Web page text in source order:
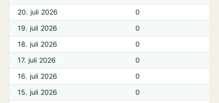
20. juli 2026
0
19. juli 2026
0
18. juli 2026
0
17. juli 2026
0
16. juli 2026
0
15. juli 2026
0